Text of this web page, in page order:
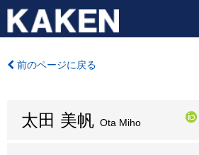
前のページに戻る
太田 美帆 Ota Miho